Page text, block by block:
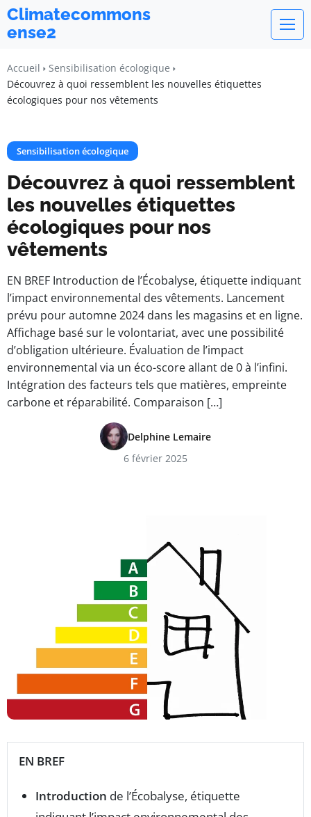
Climatecommons
ense2
Accueil
Sensibilisation écologique
Découvrez à quoi ressemblent les nouvelles étiquettes
écologiques pour nos vêtements
Sensibilisation écologique
Découvrez à quoi ressemblent
les nouvelles étiquettes
écologiques pour nos
vêtements
EN BREF Introduction de l’Écobalyse, étiquette indiquant
l’impact environnemental des vêtements. Lancement
prévu pour automne 2024 dans les magasins et en ligne.
Affichage basé sur le volontariat, avec une possibilité
d’obligation ultérieure. Évaluation de l’impact
environnemental via un éco-score allant de 0 à l’infini.
Intégration des facteurs tels que matières, empreinte
carbone et réparabilité. Comparaison […]
Delphine Lemaire
6 février 2025
EN BREF
Introduction de l’Écobalyse, étiquette